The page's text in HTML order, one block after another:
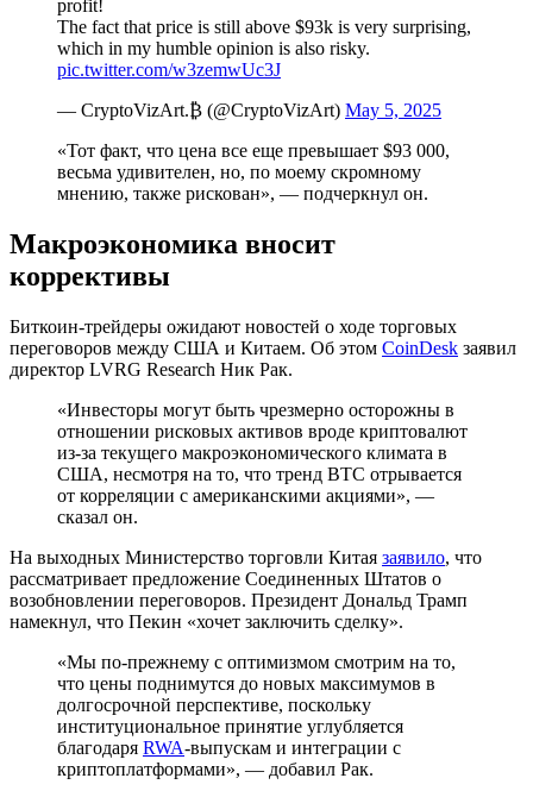
profit!
The fact that price is still above $93k is very surprising,
which in my humble opinion is also risky.
pic.twitter.com/w3zemwUc3J
— CryptoVizArt.₿ (@CryptoVizArt) May 5, 2025
«Тот факт, что цена все еще превышает $93 000,
весьма удивителен, но, по моему скромному
мнению, также рискован», — подчеркнул он.
Макроэкономика вносит
коррективы
Биткоин-трейдеры ожидают новостей о ходе торговых
переговоров между США и Китаем. Об этом CoinDesk заявил
директор LVRG Research Ник Рак.
«Инвесторы могут быть чрезмерно осторожны в
отношении рисковых активов вроде криптовалют
из-за текущего макроэкономического климата в
США, несмотря на то, что тренд BTC отрывается
от корреляции с американскими акциями», —
сказал он.
На выходных Министерство торговли Китая заявило, что
рассматривает предложение Соединенных Штатов о
возобновлении переговоров. Президент Дональд Трамп
намекнул, что Пекин «хочет заключить сделку».
«Мы по-прежнему с оптимизмом смотрим на то,
что цены поднимутся до новых максимумов в
долгосрочной перспективе, поскольку
институциональное принятие углубляется
благодаря RWA-выпускам и интеграции с
криптоплатформами», — добавил Рак.